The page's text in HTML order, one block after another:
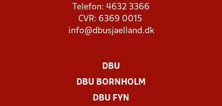
Telefon: 4632 3366
CVR: 6369 0015
info@dbusjaelland.dk
DBU
DBU BORNHOLM
DBU FYN